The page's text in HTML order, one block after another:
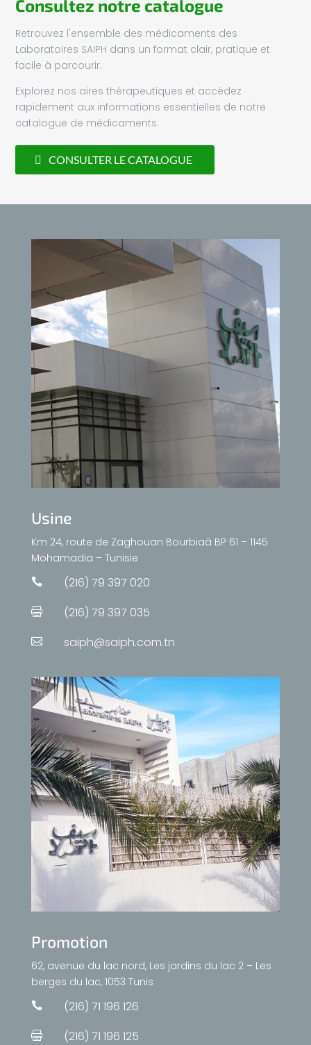
Consultez notre catalogue
Retrouvez l'ensemble des médicaments des
Laboratoires SAIPH dans un format clair, pratique et
facile à parcourir.
Explorez nos aires thérapeutiques et accédez
rapidement aux informations essentielles de notre
catalogue de médicaments.
CONSULTER LE CATALOGUE
Usine
Km 24, route de Zaghouan Bourbiaâ BP 61 – 1145
Mohamadia – Tunisie
 (216) 79 397 020
 (216) 79 397 035
 saiph@saiph.com.tn
Promotion
62, avenue du lac nord, Les jardins du lac 2 – Les
berges du lac, 1053 Tunis
 (216) 71 196 126
 (216) 71 196 125